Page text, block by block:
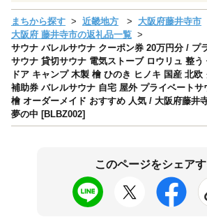
まちから探す 近畿地方
大阪府藤井寺市
大阪府 藤井寺市の返礼品一覧
サウナ バレルサウナ クーポン券 20万円分 / プ
サウナ 貸切サウナ 電気ストーブ ロウリュ 整う
ドア キャンプ 木製 檜 ひのき ヒノキ 国産 北
補助券 バレルサウナ 自宅 屋外 プライベートサ
檜 オーダーメイド おすすめ 人気 / 大阪府藤井
夢の中 [BLBZ002]
このページをシェア